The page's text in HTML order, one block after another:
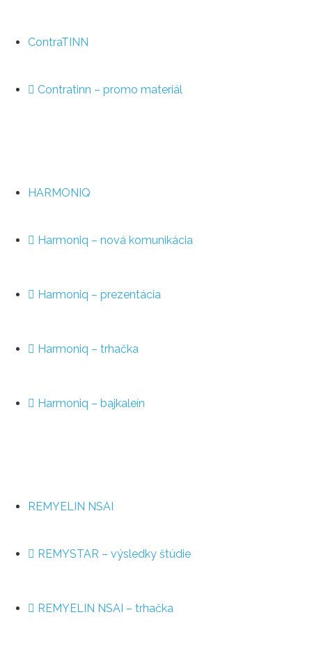
ContraTINN
Contratinn – promo materiál
HARMONIQ
Harmoniq – nová komunikácia
Harmoniq – prezentácia
Harmoniq – trhačka
Harmoniq – bajkaleín
REMYELIN NSAI
REMYSTAR – výsledky štúdie
REMYELIN NSAI – trhačka